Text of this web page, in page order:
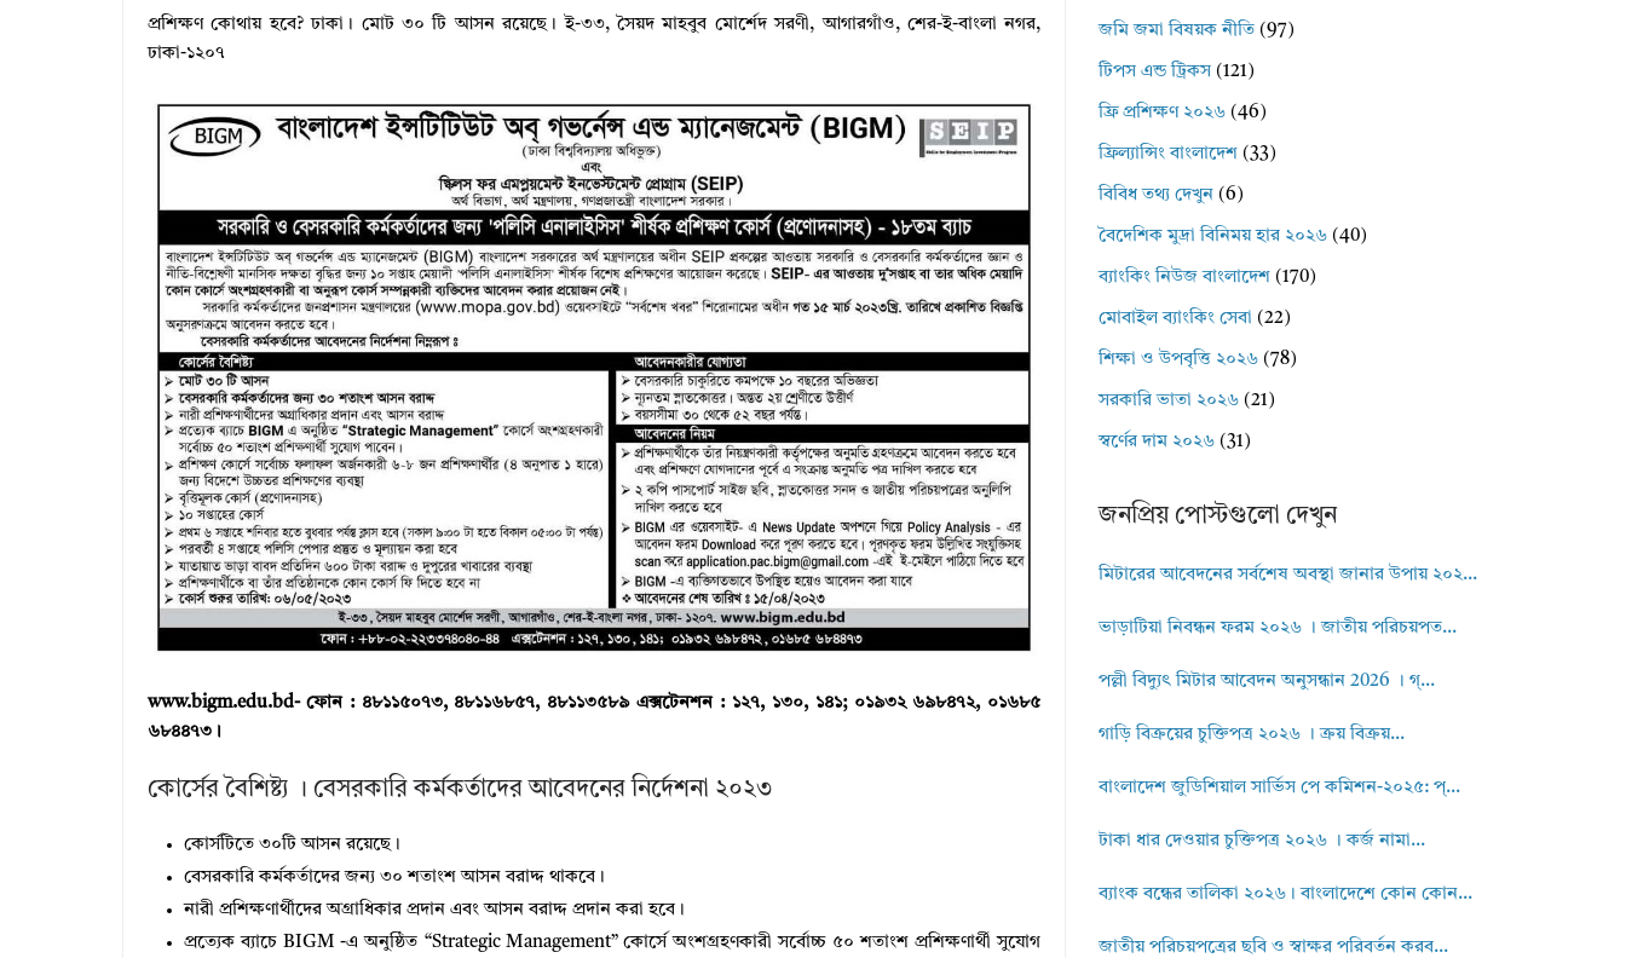
প্রশিক্ষণ কোথায় হবে? ঢাকা। মােট ৩০ টি আসন রয়েছে। ই-৩৩, সৈয়দ মাহবুব মাের্শেদ সরণী, আগারগাঁও, শের-ই-বাংলা নগর,
ঢাকা-১২০৭
www.bigm.edu.bd- ফোন : ৪৮১১৫০৭৩, ৪৮১১৬৮৫৭, ৪৮১১৩৫৮৯ এক্সটেনশন : ১২৭, ১৩০, ১৪১; ০১৯৩২ ৬৯৮৪৭২, ০১৬৮৫
৬৮৪৪৭৩।
কোর্সের বৈশিষ্ট্য । বেসরকারি কর্মকর্তাদের আবেদনের নির্দেশনা ২০২৩
কোর্সটিতে ৩০টি আসন রয়েছে।
বেসরকারি কর্মকর্তাদের জন্য ৩০ শতাংশ আসন বরাদ্দ থাকবে।
নারী প্রশিক্ষণার্থীদের অগ্রাধিকার প্রদান এবং আসন বরাদ্দ প্রদান করা হবে।
প্রত্যেক ব্যাচে BIGM -এ অনুষ্ঠিত “Strategic Management” কোর্সে অংশগ্রহণকারী সর্বোচ্চ ৫০ শতাংশ প্রশিক্ষণার্থী সুযােগ
জমি জমা বিষয়ক নীতি (97)
টিপস এন্ড ট্রিকস (121)
ফ্রি প্রশিক্ষণ ২০২৬ (46)
ফ্রিল্যান্সিং বাংলাদেশ (33)
বিবিধ তথ্য দেখুন (6)
বৈদেশিক মুদ্রা বিনিময় হার ২০২৬ (40)
ব্যাংকিং নিউজ বাংলাদেশ (170)
মোবাইল ব্যাংকিং সেবা (22)
শিক্ষা ও উপবৃত্তি ২০২৬ (78)
সরকারি ভাতা ২০২৬ (21)
স্বর্ণের দাম ২০২৬ (31)
জনপ্রিয় পোস্টগুলো দেখুন
মিটারের আবেদনের সর্বশেষ অবস্থা জানার উপায় ২০২...
ভাড়াটিয়া নিবন্ধন ফরম ২০২৬ । জাতীয় পরিচয়পত...
পল্লী বিদ্যুৎ মিটার আবেদন অনুসন্ধান 2026 । গ্...
গাড়ি বিক্রয়ের চুক্তিপত্র ২০২৬ । ক্রয় বিক্রয়...
বাংলাদেশ জুডিশিয়াল সার্ভিস পে কমিশন-২০২৫: প্...
টাকা ধার দেওয়ার চুক্তিপত্র ২০২৬ । কর্জ নামা...
ব্যাংক বন্ধের তালিকা ২০২৬। বাংলাদেশে কোন কোন...
জাতীয় পরিচয়পত্রের ছবি ও স্বাক্ষর পরিবর্তন করব...